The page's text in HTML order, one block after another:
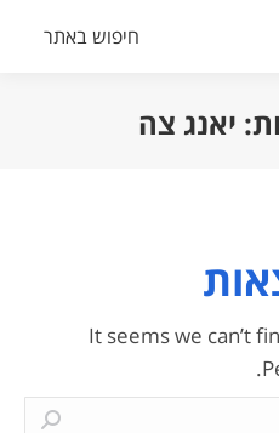
Search:
חיפוש באתר
יאנג צה
It seems we can’t